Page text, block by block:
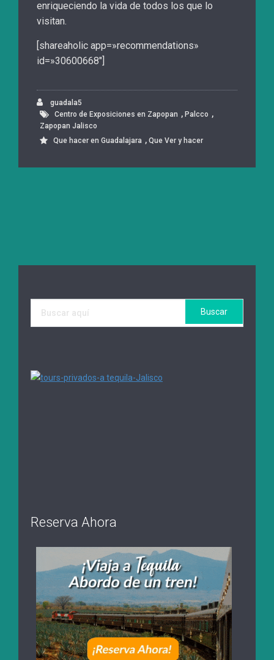
enriqueciendo la vida de todos los que lo
visitan.
[shareaholic app=»recommendations»
id=»30600668″]
guadala5
Centro de Exposiciones en Zapopan , Palcco ,
Zapopan Jalisco
Que hacer en Guadalajara , Que Ver y hacer
Reserva Ahora